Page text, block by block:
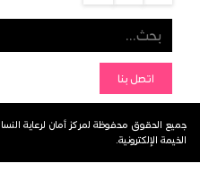
اتصل بنا
الخيمة الإلكترونية.